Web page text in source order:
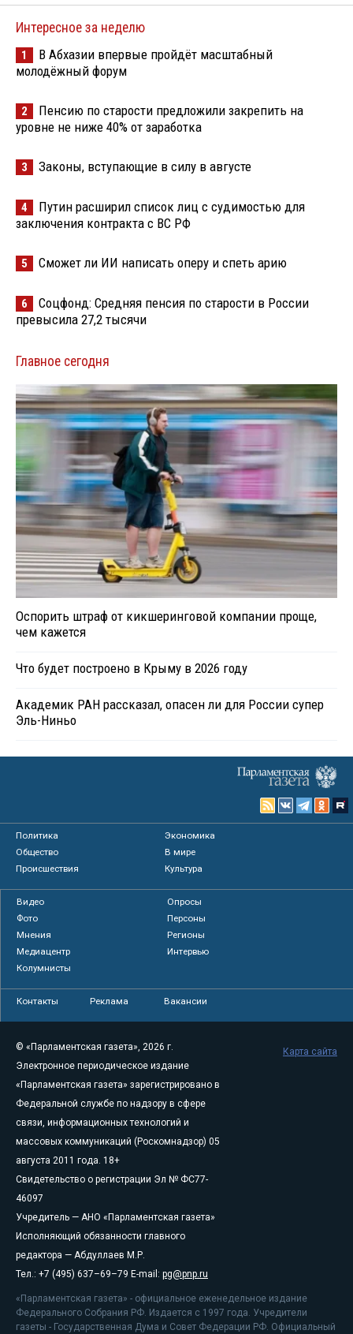
Интересное за неделю
1
В Абхазии впервые пройдёт масштабный
молодёжный форум
2
Пенсию по старости предложили закрепить на
уровне не ниже 40% от заработка
3 Законы, вступающие в силу в августе
4
Путин расширил список лиц с судимостью для
заключения контракта с ВС РФ
5 Сможет ли ИИ написать оперу и спеть арию
6
Соцфонд: Средняя пенсия по старости в России
превысила 27,2 тысячи
Главное сегодня
Оспорить штраф от кикшеринговой компании проще,
чем кажется
Что будет построено в Крыму в 2026 году
Академик РАН рассказал, опасен ли для России супер
Эль-Ниньо
Политика
Экономика
Общество
В мире
Происшествия
Культура
Видео
Опросы
Фото
Персоны
Мнения
Регионы
Медиацентр
Интервью
Колумнисты
Контакты Реклама Вакансии
© «Парламентская газета», 2026 г.
Электронное периодическое издание
«Парламентская газета» зарегистрировано в
Федеральной службе по надзору в сфере
связи, информационных технологий и
массовых коммуникаций (Роскомнадзор) 05
августа 2011 года. 18+
Свидетельство о регистрации Эл № ФС77-
46097
Учредитель — АНО «Парламентская газета»
Исполняющий обязанности главного
редактора — Абдуллаев М.Р.
Тел.: +7 (495) 637–69–79 E-mail: pg@pnp.ru
«Парламентская газета» - официальное еженедельное издание
Федерального Собрания РФ. Издается с 1997 года. Учредители
газеты - Государственная Дума и Совет Федерации РФ. Официальный
Карта сайта